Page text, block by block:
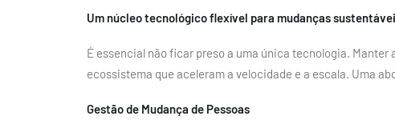
Um núcleo tecnológico flexível para mudanças
É essencial não ficar preso a uma única tecnologia.
ecossistema que aceleram a velocidade e a escala. Uma
Gestão de Mudança de Pessoas